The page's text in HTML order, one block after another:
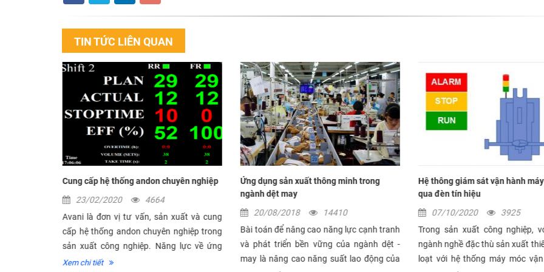
TIN TỨC LIÊN QUAN
Cung cấp hệ thống andon chuyên nghiệp
23/02/2020
4664
Avani là đơn vị tư vấn, sản xuất và cung
cấp hệ thống andon chuyên nghiệp trong
sản xuất công nghiệp. Năng lực về ứng
dụng công nghệ và quy trình chuyên
Xem chi tiết
Ứng dụng sản xuất thông minh trong
ngành dệt may
20/08/2018
14410
Bài toán để nâng cao năng lực cạnh tranh
và phát triển bền vững của ngành dệt -
may là nâng cao năng suất lao động của
Hệ thông giám sát vận hành
qua đèn tín hiệu
07/10/2020
3925
Trong sản xuất công nghiệp,
ngành nghề đặc thù sản xuất
loạt với hệ thống máy móc